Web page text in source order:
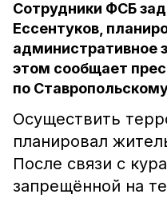
Сотрудники ФСБ
Ессентуков,
административное
этом сообщает
по
Осуществить
планировал
После связи с
запрещённой на